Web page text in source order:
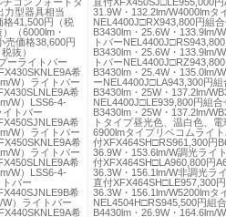
力型器具相当
格41,500円（税
（6000lm・
売価格38,600円
抜）
ーライトバー
希
W）ライトバー
希
W）LSS6-4-
トバー
希
W）ライトバー
希
W）ライトバー
希
W）LSS6-4-
バー
希
）ライトバー
希
31.9W・132.2lm/W4000lmタ
NEL4400J□RX943,800円組
B3430lm・25.6W・133.9lm/
トバー
B3430lm・25.6W・133.9lm/
トバー
B3430lm・25.4W・135.0lm/
ーNEL4400J□LA943,300円
B3430lm・25W・137.2lm/
NEL4400J□LE939,800円組
B3430lm・25W・137.2lm/
トタイプ昼光色、温白色、
6900lmタイプリベコムライ
付XFX464SH□RS961,300円
36.9W・153.6lm/W調光ライ
付XFX464SH□LA960,800円
36.3W・156.1lm/W非調光ラ
直付XFX464SH□LE957,300
36.3W・156.1lm/W5200lmタ
NEL4504H□RS945,500円組
B4430lm・26.9W・164.6lm/